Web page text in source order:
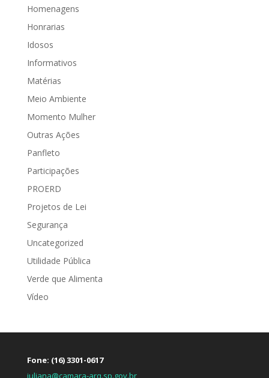
Homenagens
Honrarias
Idosos
Informativos
Matérias
Meio Ambiente
Momento Mulher
Outras Ações
Panfleto
Participações
PROERD
Projetos de Lei
Segurança
Uncategorized
Utilidade Pública
Verde que Alimenta
Vídeo
Fone: (16) 3301-0617
juliana@camara-arq.sp.gov.br